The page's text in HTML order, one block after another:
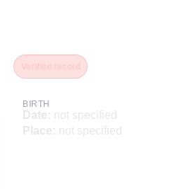
BIRTH
Date: not specified
Place: not specified